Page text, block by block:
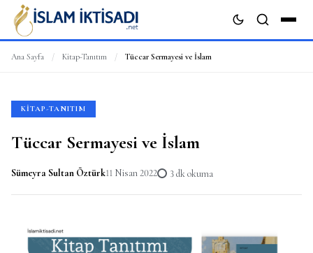
Ana Sayfa / Kitap-Tanıtım / Tüccar Sermayesi ve İslam
KITAP-TANITIM
Tüccar Sermayesi ve İslam
Sümeyra Sultan Öztürk11 Nisan 2022 3 dk okuma